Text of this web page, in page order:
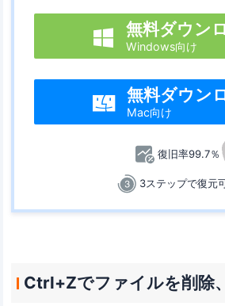
 無料ダウン
Windows向け
 無料ダウン
Mac向け
復旧率99.7％
3ステップで復元
Ctrl+Zでファイルを削除